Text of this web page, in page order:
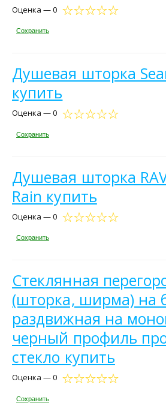
Оценка — 0
Сохранить
Душевая шторка
купить
Оценка — 0
Сохранить
Душевая шторка
Rain купить
Оценка — 0
Сохранить
Стеклянная
(шторка, ширма) на
раздвижная на
черный профиль
стекло купить
Оценка — 0
Сохранить